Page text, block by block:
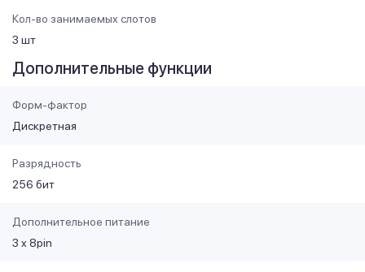
Кол-во занимаемых слотов
3 шт
Дополнительные функции
Форм-фактор
Дискретная
Разрядность
256 бит
Дополнительное питание
3 х 8pin